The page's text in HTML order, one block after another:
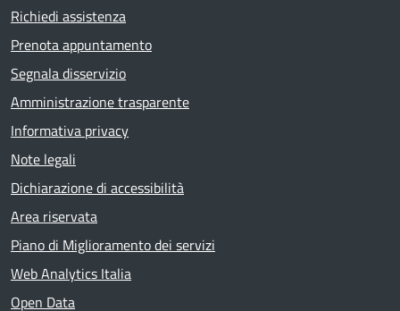
Richiedi assistenza
Prenota appuntamento
Segnala disservizio
Amministrazione trasparente
Informativa privacy
Note legali
Dichiarazione di accessibilità
Area riservata
Piano di Miglioramento dei servizi
Web Analytics Italia
Open Data